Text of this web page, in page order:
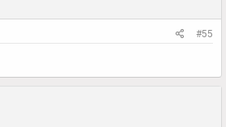
#55